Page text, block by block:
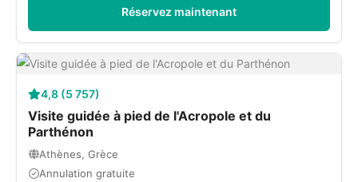
Réservez maintenant
4,8 (5 757)
Visite guidée à pied de l'Acropole et du
Parthénon
Athènes, Grèce
Annulation gratuite